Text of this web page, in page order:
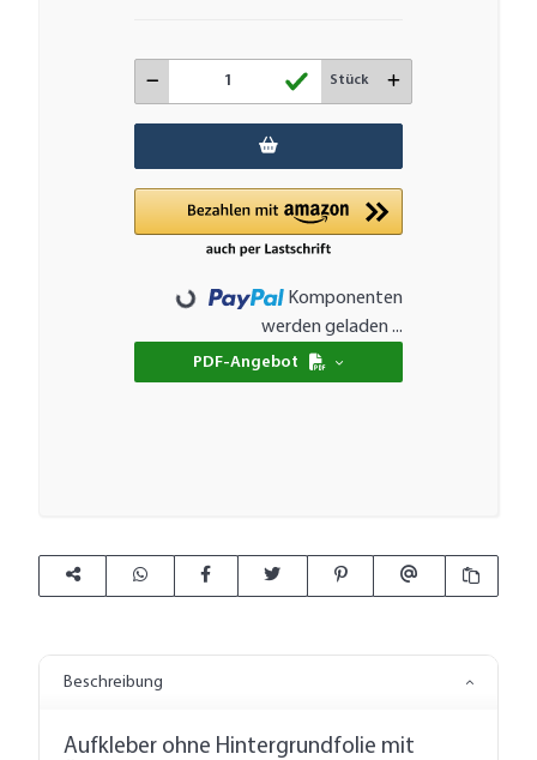
Stück
Loading...
Komponenten
werden geladen ...
PDF-Angebot
Beschreibung
Aufkleber ohne Hintergrundfolie mit